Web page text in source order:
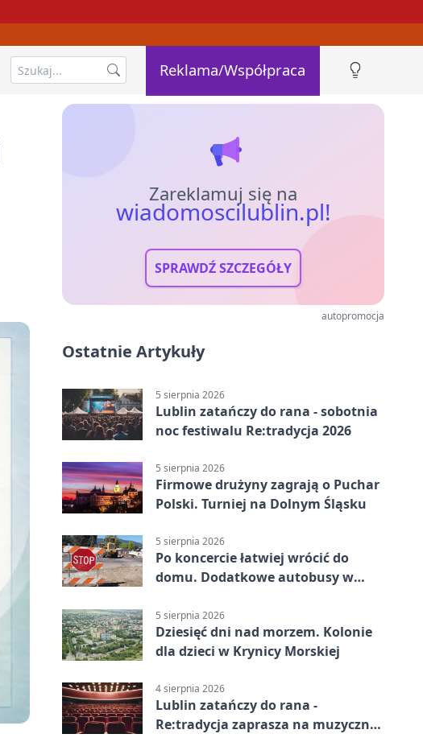
Reklama/Współpraca
Zareklamuj się na
wiadomoscilublin.pl!
SPRAWDŹ SZCZEGÓŁY
autopromocja
Ostatnie Artykuły
5 sierpnia 2026
Lublin zatańczy do rana - sobotnia
noc festiwalu Re:tradycja 2026
5 sierpnia 2026
Firmowe drużyny zagrają o Puchar
Polski. Turniej na Dolnym Śląsku
5 sierpnia 2026
Po koncercie łatwiej wrócić do
domu. Dodatkowe autobusy w
5 sierpnia 2026
Dziesięć dni nad morzem. Kolonie
dla dzieci w Krynicy Morskiej
4 sierpnia 2026
Lublin zatańczy do rana -
Re:tradycja zaprasza na muzyczną